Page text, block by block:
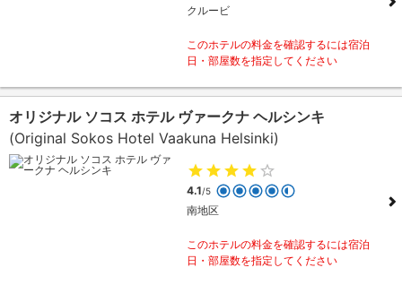
クルービ
このホテルの料金を確認するには宿泊
日・部屋数を指定してください
オリジナル ソコス ホテル ヴァークナ ヘルシンキ
(Original Sokos Hotel Vaakuna Helsinki)
4.1/5
南地区
このホテルの料金を確認するには宿泊
日・部屋数を指定してください